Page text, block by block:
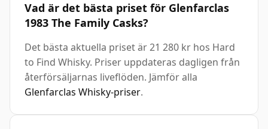
Vad är det bästa priset för Glenfarclas
1983 The Family Casks?
Det bästa aktuella priset är 21 280 kr hos Hard
to Find Whisky. Priser uppdateras dagligen från
återförsäljarnas liveflöden. Jämför alla
Glenfarclas Whisky-priser.